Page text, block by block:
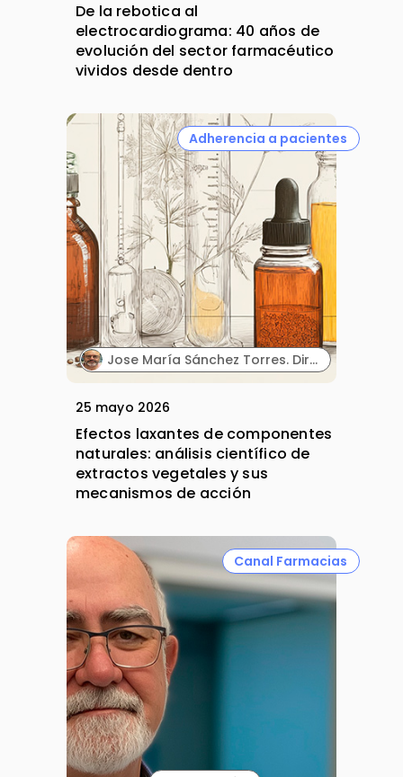
De la rebotica al
electrocardiograma: 40 años de
evolución del sector farmacéutico
vividos desde dentro
Adherencia a pacientes
Jose María Sánchez Torres. Director Científico. Biowise Pharmaceuticals.
25 mayo 2026
Efectos laxantes de componentes
naturales: análisis científico de
extractos vegetales y sus
mecanismos de acción
Canal Farmacias